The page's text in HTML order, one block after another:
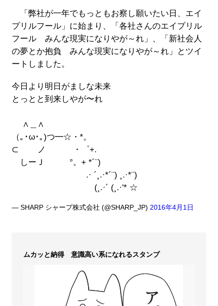
「弊社が一年でもっともお察し願いたい日、エイ
プリルフール」に始まり、「各社さんのエイプリル
フール みんな現実になりやが～れ」、「新社会人
の夢とか抱負 みんな現実になりやが～れ」とツイ
ートしました。
今日より明日がましな未来
とっとと到来しやが〜れ
∧＿∧
（｡･ω･｡)つ━☆・*。
⊂ ノ ・゜+.
しーＪ °。+ *´¨)
.· ´¸.·*´¨) ¸.·*¨)
(¸.·´ (¸.·'* ☆
— SHARP シャープ株式会社 (@SHARP_JP) 2016年4月1日
ムカッと納得 意識高い系になれるスタンプ